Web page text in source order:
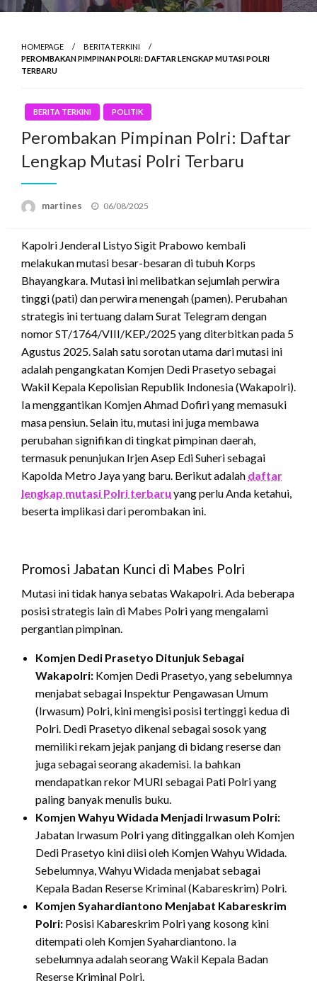
HOMEPAGE
BERITA TERKINI
PEROMBAKAN PIMPINAN POLRI: DAFTAR LENGKAP MUTASI POLRI
TERBARU
BERITA TERKINI POLITIK
Perombakan Pimpinan Polri: Daftar
Lengkap Mutasi Polri Terbaru
martines
Posted
06/08/2025
Kapolri Jenderal Listyo Sigit Prabowo kembali
melakukan mutasi besar-besaran di tubuh Korps
Bhayangkara. Mutasi ini melibatkan sejumlah perwira
tinggi (pati) dan perwira menengah (pamen). Perubahan
strategis ini tertuang dalam Surat Telegram dengan
nomor ST/1764/VIII/KEP./2025 yang diterbitkan pada 5
Agustus 2025. Salah satu sorotan utama dari mutasi ini
adalah pengangkatan Komjen Dedi Prasetyo sebagai
Wakil Kepala Kepolisian Republik Indonesia (Wakapolri).
Ia menggantikan Komjen Ahmad Dofiri yang memasuki
masa pensiun. Selain itu, mutasi ini juga membawa
perubahan signifikan di tingkat pimpinan daerah,
termasuk penunjukan Irjen Asep Edi Suheri sebagai
Kapolda Metro Jaya yang baru. Berikut adalah daftar
lengkap mutasi Polri terbaru yang perlu Anda ketahui,
beserta implikasi dari perombakan ini.
Promosi Jabatan Kunci di Mabes Polri
Mutasi ini tidak hanya sebatas Wakapolri. Ada beberapa
posisi strategis lain di Mabes Polri yang mengalami
pergantian pimpinan.
Komjen Dedi Prasetyo Ditunjuk Sebagai
Wakapolri: Komjen Dedi Prasetyo, yang sebelumnya
menjabat sebagai Inspektur Pengawasan Umum
(Irwasum) Polri, kini mengisi posisi tertinggi kedua di
Polri. Dedi Prasetyo dikenal sebagai sosok yang
memiliki rekam jejak panjang di bidang reserse dan
juga sebagai seorang akademisi. Ia bahkan
mendapatkan rekor MURI sebagai Pati Polri yang
paling banyak menulis buku.
Komjen Wahyu Widada Menjadi Irwasum Polri:
Jabatan Irwasum Polri yang ditinggalkan oleh Komjen
Dedi Prasetyo kini diisi oleh Komjen Wahyu Widada.
Sebelumnya, Wahyu Widada menjabat sebagai
Kepala Badan Reserse Kriminal (Kabareskrim) Polri.
Komjen Syahardiantono Menjabat Kabareskrim
Polri: Posisi Kabareskrim Polri yang kosong kini
ditempati oleh Komjen Syahardiantono. Ia
sebelumnya adalah seorang Wakil Kepala Badan
Reserse Kriminal Polri.